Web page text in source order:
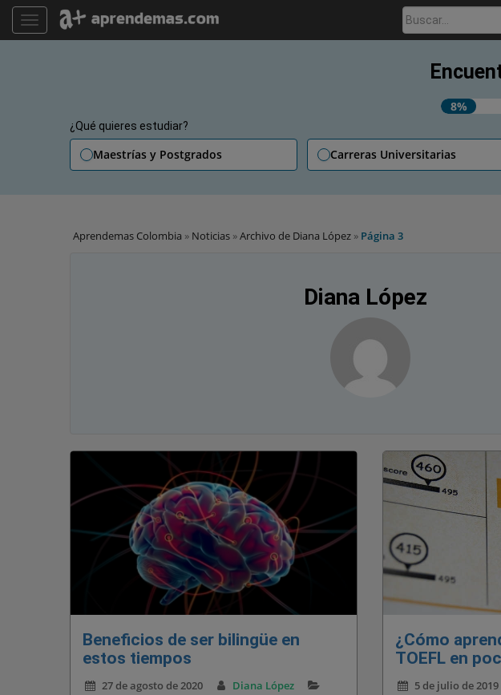
TOGGLE NAVIGATION Buscar:
8%
¿Qué quieres estudiar?
Maestrías y Postgrados Carreras Universitarias
Aprendemas Colombia » Noticias »Archivo de Diana López » Página 3
Diana López
Beneficios de ser bilingüe en
estos tiempos
27 de agosto de 2020
Diana López
¿Cómo
TOEFL en
5 de julio de 2019